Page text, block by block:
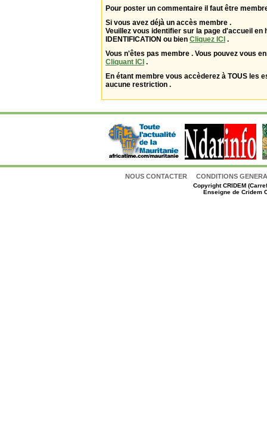
Pour poster un commentaire il faut être
Si vous avez déjà un accès membre .
Veuillez vous identifier sur la page d'accueil en
IDENTIFICATION ou bien Cliquez ICI .
Vous n'êtes pas membre . Vous pouvez vous
Cliquant ICI .
En étant membre vous accèderez à TOUS les
aucune restriction .
NOUS CONTACTER CONDITIONS
CopyrightCRIDEM
Enseigne de Cridem